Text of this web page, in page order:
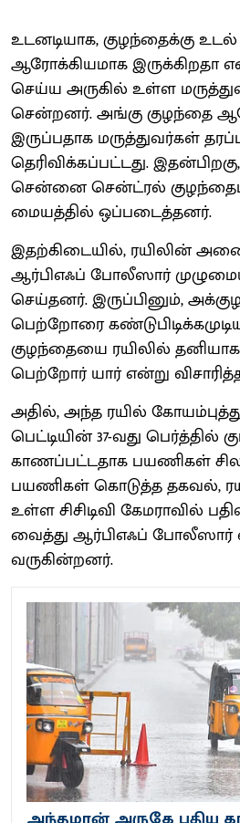
உடனடியாக, குழந்தைக்கு
ஆரோக்கியமாக இருக்கிறதா
செய்ய அருகில் உள்ள
சென்றனர். அங்கு குழந்தை
இருப்பதாக மருத்துவர்கள்
தெரிவிக்கப்பட்டது.
சென்னை சென்ட்ரல்
மையத்தில் ஒப்படைத்தனர்.
இதற்கிடையில், ரயிலின்
ஆர்பிஎஃப் போலீஸார்
செய்தனர். இருப்பினும்,
பெற்றோரை
குழந்தையை ரயிலில்
பெற்றோர் யார் என்று
அதில், அந்த ரயில்
பெட்டியின் 37-வது பெர்த்தில்
காணப்பட்டதாக பயணிகள்
பயணிகள் கொடுத்த தகவல்,
உள்ள சிசிடிவி கேமராவில்
வைத்து ஆர்பிஎஃப் போலீஸார்
வருகின்றனர்.